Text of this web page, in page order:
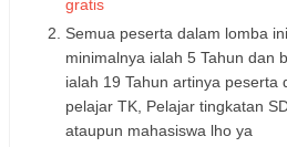
gratis
Semua peserta dalam lomba
minimalnya ialah 5 Tahun dan
ialah 19 Tahun artinya peserta
pelajar TK, Pelajar tingkatan
ataupun mahasiswa lho ya